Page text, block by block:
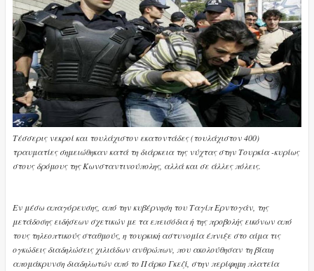
Τέσσερις νεκροί και τουλάχιστον εκατοντάδες (τουλάχιστον 400)
τραυματίες σημειώθηκαν κατά τη διάρκεια της νύχτας στην Τουρκία -κυρίως
στους δρόμους της Κωνσταντινούπολης, αλλά και σε άλλες πόλεις.
Εν μέσω απαγόρευσης, από την κυβέρνηση του Ταγίπ Ερντογάν, της
μετάδοσης ειδήσεων σχετικών με τα επεισόδια ή της προβολής εικόνων από
τους τηλεοπτικούς σταθμούς, η τουρκική αστυνομία έπνιξε στο αίμα τις
ογκώδεις διαδηλώσεις χιλιάδων ανθρώπων, που ακολούθησαν τη βίαιη
απομάκρυνση διαδηλωτών από το Πάρκο Γκεζί, στην περίφημη πλατεία